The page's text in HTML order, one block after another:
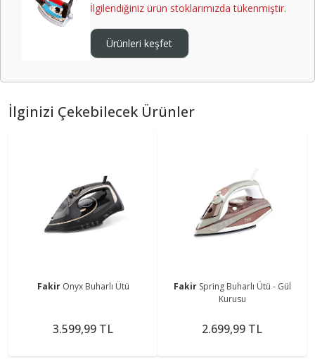
İlgilendiğiniz ürün stoklarımızda tükenmiştir.
Ürünleri keşfet
İlginizi Çekebilecek Ürünler
Fakir Onyx Buharlı Ütü
3.599,99 TL
Fakir Spring Buharlı Ütü - Gül
Kurusu
2.699,99 TL